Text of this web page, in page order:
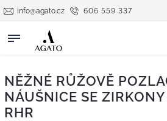
606 559 337
info@agato.cz
NĚŽNÉ RŮŽOVĚ
NÁUŠNICE SE
RHR